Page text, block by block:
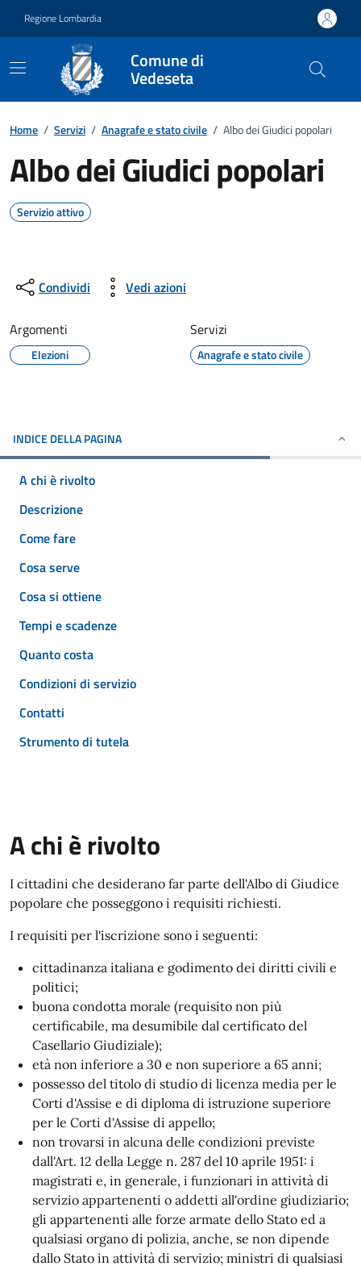
Regione Lombardia
Comune di
Vedeseta
Home / Servizi / Anagrafe e stato civile / Albo dei Giudici popolari
Albo dei Giudici popolari
Servizio attivo
Condividi Vedi azioni
Argomenti
Elezioni
Servizi
Anagrafe e stato civile
INDICE DELLA PAGINA
A chi è rivolto
Descrizione
Come fare
Cosa serve
Cosa si ottiene
Tempi e scadenze
Quanto costa
Condizioni di servizio
Contatti
Strumento di tutela
A chi è rivolto
I cittadini che desiderano far parte dell'Albo di Giudice
popolare che posseggono i requisiti richiesti.
I requisiti per l'iscrizione sono i seguenti:
cittadinanza italiana e godimento dei diritti civili e
politici;
buona condotta morale (requisito non più
certificabile, ma desumibile dal certificato del
Casellario Giudiziale);
età non inferiore a 30 e non superiore a 65 anni;
possesso del titolo di studio di licenza media per le
Corti d'Assise e di diploma di istruzione superiore
per le Corti d'Assise di appello;
non trovarsi in alcuna delle condizioni previste
dall'Art. 12 della Legge n. 287 del 10 aprile 1951: i
magistrati e, in generale, i funzionari in attività di
servizio appartenenti o addetti all'ordine giudiziario;
gli appartenenti alle forze armate dello Stato ed a
qualsiasi organo di polizia, anche, se non dipende
dallo Stato in attività di servizio; ministri di qualsiasi